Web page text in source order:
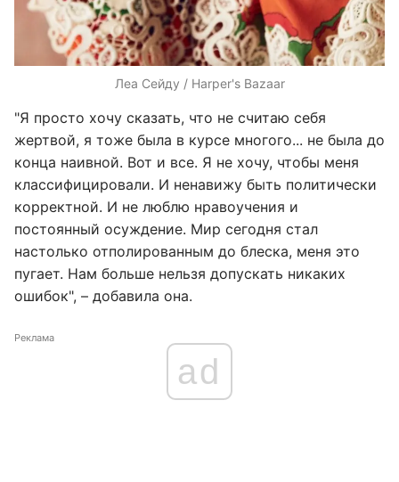
Леа Сейду / Harper's Bazaar
"Я просто хочу сказать, что не считаю себя
жертвой, я тоже была в курсе многого... не была до
конца наивной. Вот и все. Я не хочу, чтобы меня
классифицировали. И ненавижу быть политически
корректной. И не люблю нравоучения и
постоянный осуждение. Мир сегодня стал
настолько отполированным до блеска, меня это
пугает. Нам больше нельзя допускать никаких
ошибок", – добавила она.
Реклама
ad